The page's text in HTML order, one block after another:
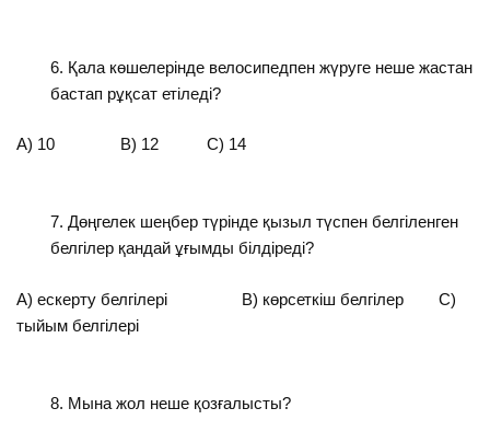
Қала көшелерінде велосипедпен жүруге неше жастан
бастап рұқсат етіледі?
А) 10 В) 12 С) 14
Дөңгелек шеңбер түрінде қызыл түспен белгіленген
белгілер қандай ұғымды білдіреді?
А) ескерту белгілері В) көрсеткіш белгілер С)
тыйым белгілері
Мына жол неше қозғалысты?